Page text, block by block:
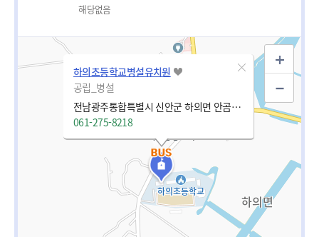
해당없음
하의초등학교병설유치원
공립_병설
전남광주통합특별시 신안군 하의면 안곰실길 33
061-275-8218